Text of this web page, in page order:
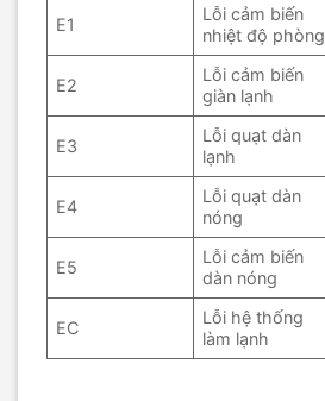
E1
Lỗi cảm biến
nhiệt độ phòng
E2
Lỗi cảm biến
giàn lạnh
E3
Lỗi quạt dàn
lạnh
E4
Lỗi quạt dàn
nóng
E5
Lỗi cảm biến
dàn nóng
EC
Lỗi hệ thống
làm lạnh